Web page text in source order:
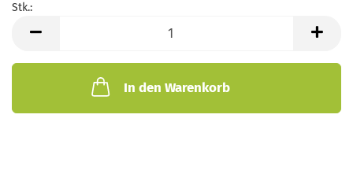
Stk.:
In den Warenkorb